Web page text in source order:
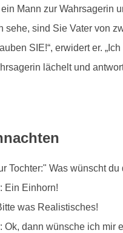
ein Mann zur Wahrsagerin
sehe, sind Sie Vater von
SIE!“, erwidert er.
lächelt und
Tochter:" Was wünscht
Ein Einhorn!
was Realistisches!
Ok, dann wünsche ich mir